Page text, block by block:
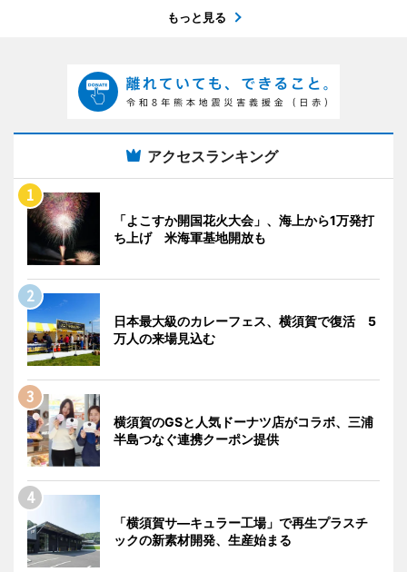
もっと見る
アクセスランキング
「よこすか開国花火大会」、海上から1万発打
ち上げ 米海軍基地開放も
日本最大級のカレーフェス、横須賀で復活 5
万人の来場見込む
横須賀のGSと人気ドーナツ店がコラボ、三浦
半島つなぐ連携クーポン提供
「横須賀サ―キュラー工場」で再生プラスチ
ックの新素材開発、生産始まる